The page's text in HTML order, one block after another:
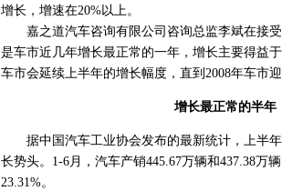
增长，增速在20%以上。
嘉之道汽车咨询有限公司咨询总监李斌在接受
是车市近几年增长最正常的一年，增长主要得益
车市会延续上半年的增长幅度，直到2008年车市迎
增长最正常的半年
据中国汽车工业协会发布的最新统计，上半年
长势头。1-6月，汽车产销445.67万辆和437.38万
23.31%。